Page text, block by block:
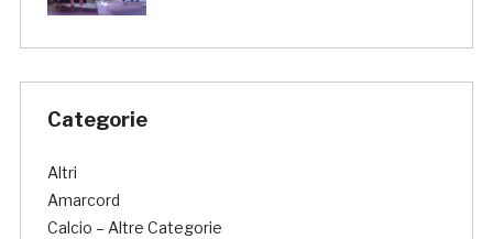
Categorie
Altri
Amarcord
Calcio – Altre Categorie